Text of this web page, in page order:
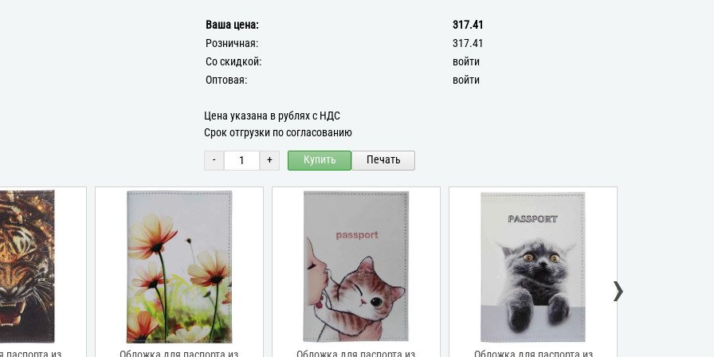
Ваша цена:
317.41
Розничная:
317.41
Со скидкой:
войти
Оптовая:
войти
Цена указана в рублях с НДС
Срок отгрузки по согласованию
- + Купить Печать
›